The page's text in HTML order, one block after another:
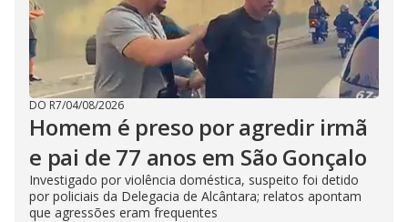
DO R7/04/08/2026
Homem é preso por agredir irmã
e pai de 77 anos em São Gonçalo
Investigado por violência doméstica, suspeito foi detido
por policiais da Delegacia de Alcântara; relatos apontam
que agressões eram frequentes